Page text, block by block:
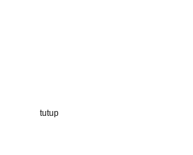
tutup